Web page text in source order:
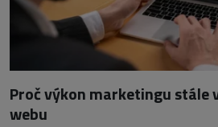
Proč výkon marketingu stále
webu